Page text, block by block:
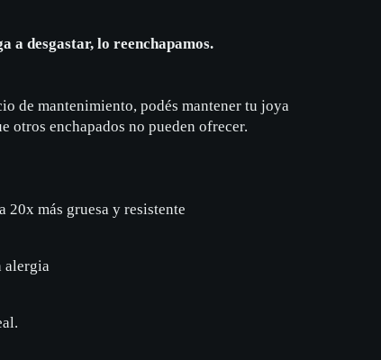
a desgastar, lo reenchapamos.
de mantenimiento, podés mantener tu joya
otros enchapados no pueden ofrecer.
20x más gruesa y resistente
alergia